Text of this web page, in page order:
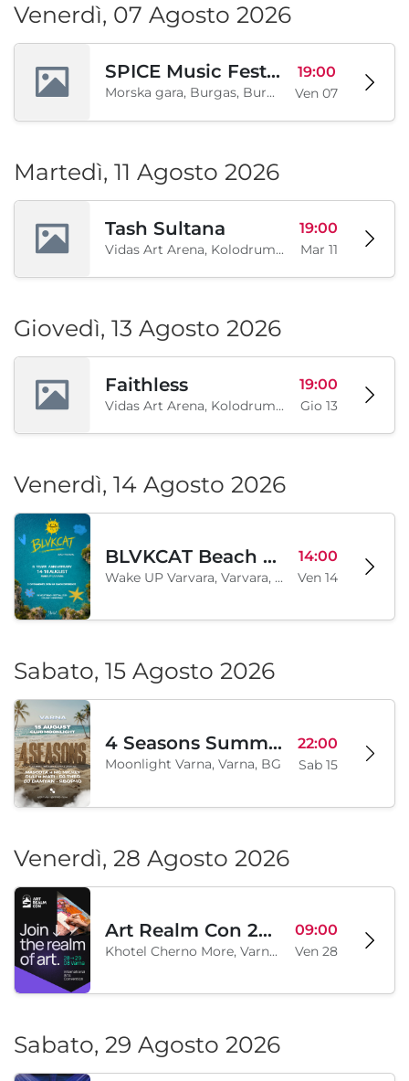
Venerdì, 07 Agosto 2026
SPICE Music Festival 2026
Morska gara, Burgas, Burgas, BG
19:00
Ven 07
Martedì, 11 Agosto 2026
Tash Sultana
Vidas Art Arena, Kolodrum, Borisova gradina, Sofia, BG
19:00
Mar 11
Giovedì, 13 Agosto 2026
Faithless
Vidas Art Arena, Kolodrum, Borisova gradina, Sofia, BG
19:00
Gio 13
Venerdì, 14 Agosto 2026
BLVKCAT Beach Festival 2026, Wake up Varvara
Wake UP Varvara, Varvara, BG
14:00
Ven 14
Sabato, 15 Agosto 2026
4 Seasons Summer Edition
Moonlight Varna, Varna, BG
22:00
Sab 15
Venerdì, 28 Agosto 2026
Art Realm Con 2026
Khotel Cherno More, Varna, BG
09:00
Ven 28
Sabato, 29 Agosto 2026